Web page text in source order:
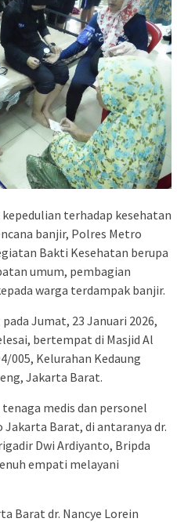
terhadap kesehatan
banjir, Polres Metro
Bakti Kesehatan berupa
umum, pembagian
warga terdampak banjir.
Jumat, 23 Januari 2026,
bertempat di Masjid Al
005, Kelurahan Kedaung
Jakarta Barat.
medis dan personel
Barat, di antaranya dr.
Dwi Ardiyanto, Bripda
empati melayani
Barat dr. Nancye Lorein